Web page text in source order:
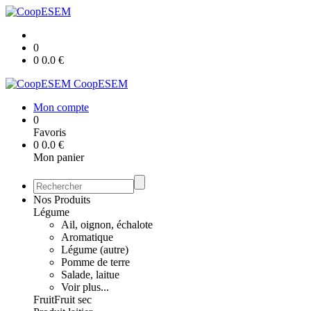
0
0 0.0 €
CoopESEM
Mon compte
0
Favoris
0 0.0 €
Mon panier
Nos Produits
Légume
Ail, oignon, échalote
Aromatique
Légume (autre)
Pomme de terre
Salade, laitue
Voir plus...
FruitFruit sec